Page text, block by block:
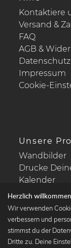
Kontaktiere
Versand &
FAQ
AGB &
Datenschutz
Impressum
Cookie-
Unsere
Wandbilder
Drucke
Kalender
Beliebte
Herzlich
Wir verwenden
verbessern und
stimmst du der
Dritte zu. Deine